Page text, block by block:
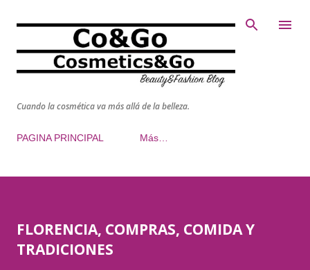
Cuando la cosmética va más allá de la belleza.
PAGINA PRINCIPAL Más…
FLORENCIA, COMPRAS, COMIDA Y
TRADICIONES